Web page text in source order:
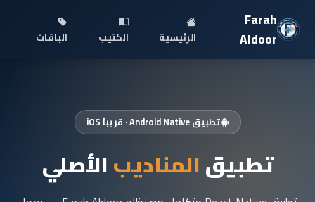
Farah
Aldoor
الرئيسية الكتيب الباقات
تطبيق Android Native · قريباً iOS
تطبيقالمناديبالأصلي